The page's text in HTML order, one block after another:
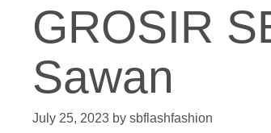
GROSIR
Sawan
July 25, 2023 by sbflashfashion